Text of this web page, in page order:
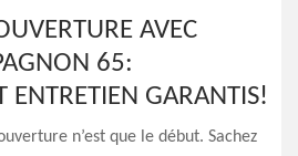
AVEC
65:
ENTRETIEN GARANTIS!
n’est que le début. Sachez